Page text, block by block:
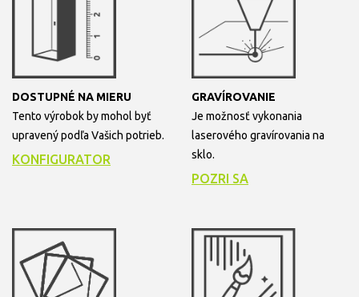
DOSTUPNÉ NA MIERU
Tento výrobok by mohol byť
upravený podľa Vašich potrieb.
KONFIGURATOR
GRAVÍROVANIE
Je možnosť vykonania
laserového gravírovania na
sklo.
POZRI SA